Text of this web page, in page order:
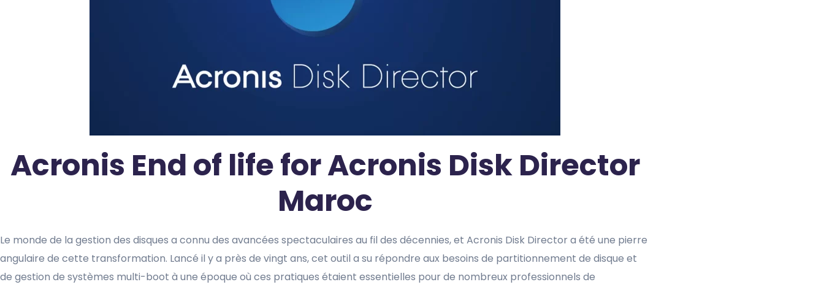
Acronis End of life for Acronis Disk Director
Maroc
Le monde de la gestion des disques a connu des avancées spectaculaires au fil des décennies, et Acronis Disk Director a été une pierre
angulaire de cette transformation. Lancé il y a près de vingt ans, cet outil a su répondre aux besoins de partitionnement de disque et
de gestion de systèmes multi-boot à une époque où ces pratiques étaient essentielles pour de nombreux professionnels de